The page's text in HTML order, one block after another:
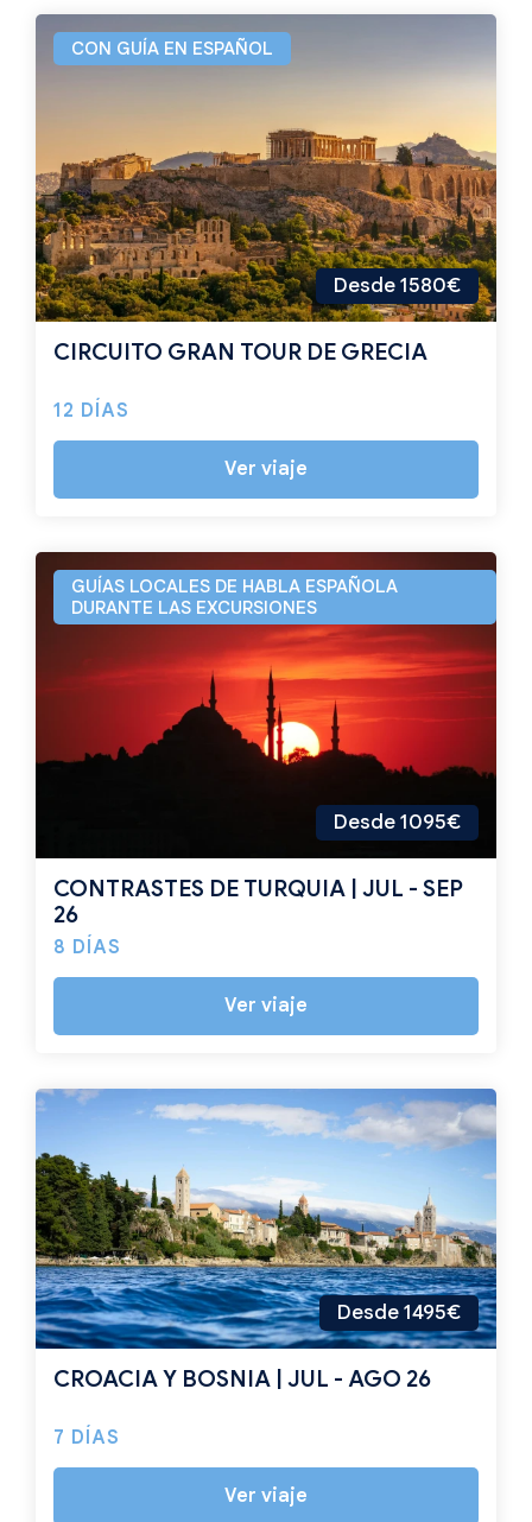
Desde 1580€
CON GUÍA EN ESPAÑOL
CIRCUITO GRAN TOUR DE GRECIA
12 DÍAS
Ver viaje
Desde 1095€
GUÍAS LOCALES DE HABLA ESPAÑOLA
DURANTE LAS EXCURSIONES
CONTRASTES DE TURQUIA | JUL - SEP
26
8 DÍAS
Ver viaje
Desde 1495€
CROACIA Y BOSNIA | JUL - AGO 26
7 DÍAS
Ver viaje